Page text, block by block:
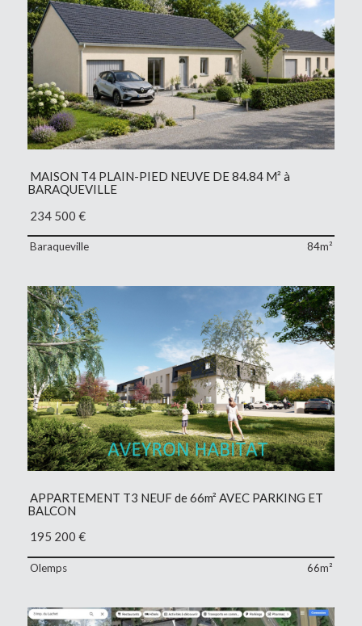
MAISON T4 PLAIN-PIED NEUVE DE 84.84 M² à
BARAQUEVILLE
234 500 €
Baraqueville 84m²
APPARTEMENT T3 NEUF de 66m² AVEC PARKING ET
BALCON
195 200 €
Olemps 66m²